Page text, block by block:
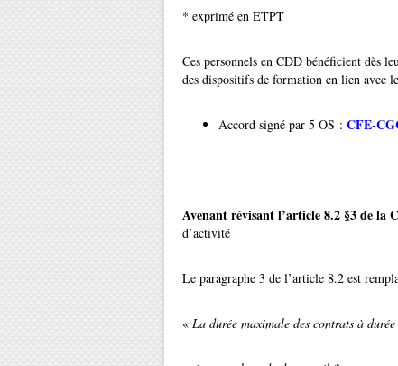
* exprimé en ETPT
Ces personnels en CDD bénéficient dès
des dispositifs de formation en lien avec
Accord signé par 5 OS : CFE-
Avenant révisant l’article 8.2 §3 de la
d’activité
Le paragraphe 3 de l’article 8.2 est
« La durée maximale des contrats à